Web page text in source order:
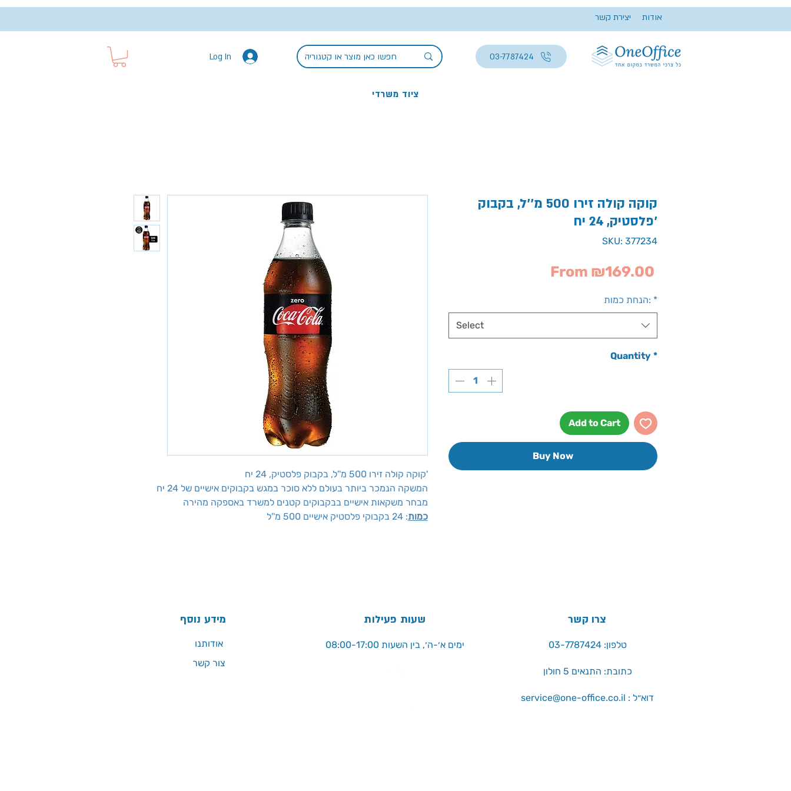
יצירת קשר אודות
Log In 03-7787424
ציוד משרדי
קוקה קולה זירו 500 מ''ל, בקבוק פלסטיק, 24 יח'
המשקה הנמכר ביותר בעולם ללא סוכר במגש בקבוקים אישיים של 24 יח
מבחר משקאות אישיים בבקבוקים קטנים למשרד באספקה מהירה
כמות: 24 בקבוקי פלסטיק אישיים 500 מ''ל
קוקה קולה זירו 500 מ''ל, בקבוק
פלסטיק, 24 יח'
SKU: 377234
From ₪169.00
הנחת כמות: *
Select
Quantity *
Add to Cart
Buy Now
מידע נוסף שעות פעילות
ימים א׳-ה׳, בין השעות 08:00-17:00
צרו קשר
טלפון: 03-7787424
כתובת: התנאים 5 חולון
service@one-office.co.il : דוא״ל
אודותנו
צור קשר